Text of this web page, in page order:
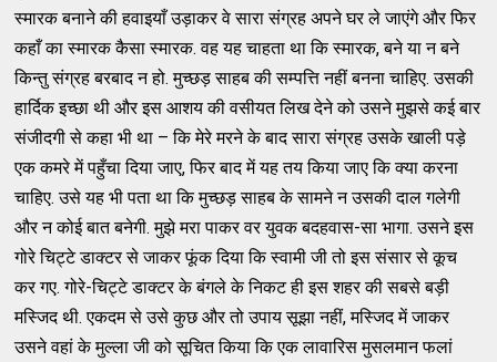
स्मारक बनाने की हवाइयाँ उड़ाकर वे सारा संग्रह अपने घर ले जाएंगे और फिर
कहाँ का स्मारक कैसा स्मारक. वह यह चाहता था कि स्मारक, बने या न बने
किन्तु संग्रह बरबाद न हो. मुच्छड़ साहब की सम्पत्ति नहीं बनना चाहिए. उसकी
हार्दिक इच्छा थी और इस आशय की वसीयत लिख देने को उसने मुझसे कई बार
संजीदगी से कहा भी था – कि मेरे मरने के बाद सारा संग्रह उसके खाली पड़े
एक कमरे में पहुँचा दिया जाए, फिर बाद में यह तय किया जाए कि क्या करना
चाहिए. उसे यह भी पता था कि मुच्छड़ साहब के सामने न उसकी दाल गलेगी
और न कोई बात बनेगी. मुझे मरा पाकर वर युवक बदहवास-सा भागा. उसने इस
गोरे चिट्टे डाक्टर से जाकर फूंक दिया कि स्वामी जी तो इस संसार से कूच
कर गए. गोरे-चिट्टे डाक्टर के बंगले के निकट ही इस शहर की सबसे बड़ी
मस्जिद थी. एकदम से उसे कुछ और तो उपाय सूझा नहीं, मस्जिद में जाकर
उसने वहां के मुल्ला जी को सूचित किया कि एक लावारिस मुसलमान फलां